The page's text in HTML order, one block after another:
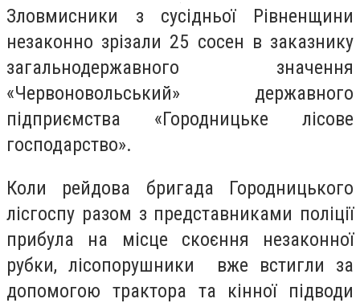
Зловмисники з сусідньої Рівненщини
незаконно зрізали 25 сосен в заказнику
загальнодержавного значення
«Червоновольський» державного
підприємства «Городницьке лісове
господарство».
Коли рейдова бригада Городницького
лісгоспу разом з представниками поліції
прибула на місце скоєння незаконної
рубки, лісопорушники вже встигли за
допомогою трактора та кінної підводи